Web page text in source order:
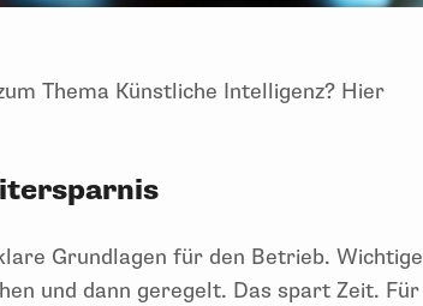
Thema Künstliche Intelligenz? Hier
Grundlagen für den Betrieb. Wichtige
und dann geregelt. Das spart Zeit. Für